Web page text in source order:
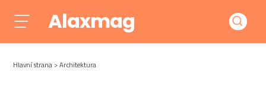
Alaxmag
Hlavní strana Architektura